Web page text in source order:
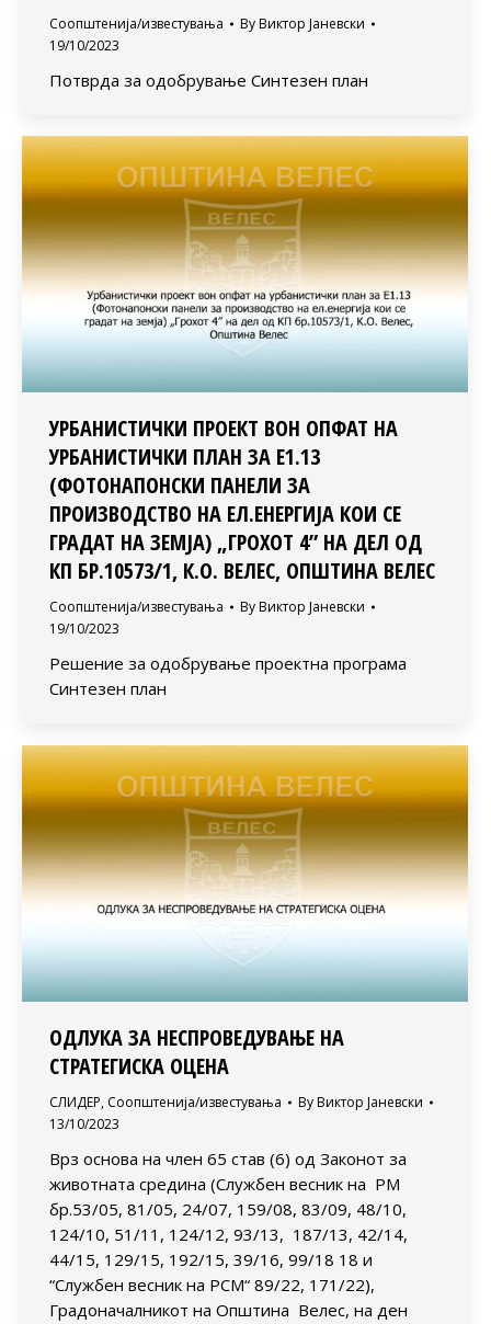
Соопштенија/известувања By Виктор Јаневски
19/10/2023
Потврда за одобрување Синтезен план
УРБАНИСТИЧКИ ПРОЕКТ ВОН ОПФАТ НА
УРБАНИСТИЧКИ ПЛАН ЗА Е1.13
(ФОТОНАПОНСКИ ПАНЕЛИ ЗА
ПРОИЗВОДСТВО НА ЕЛ.ЕНЕРГИЈА КОИ СЕ
ГРАДАТ НА ЗЕМЈА) „ГРОХОТ 4” НА ДЕЛ ОД
КП БР.10573/1, К.О. ВЕЛЕС, ОПШТИНА ВЕЛЕС
Соопштенија/известувања By Виктор Јаневски
19/10/2023
Решение за одобрување проектна програма
Синтезен план
ОДЛУКА ЗА НЕСПРОВЕДУВАЊЕ НА
СТРАТЕГИСКА ОЦЕНА
СЛИДЕР, Соопштенија/известувања By Виктор Јаневски
13/10/2023
Врз основа на член 65 став (6) од Законот за
животната средина (Службен весник на РМ
бр.53/05, 81/05, 24/07, 159/08, 83/09, 48/10,
124/10, 51/11, 124/12, 93/13, 187/13, 42/14,
44/15, 129/15, 192/15, 39/16, 99/18 18 и
“Службен весник на РСМ“ 89/22, 171/22),
Градоначалникот на Општина Велес, на ден